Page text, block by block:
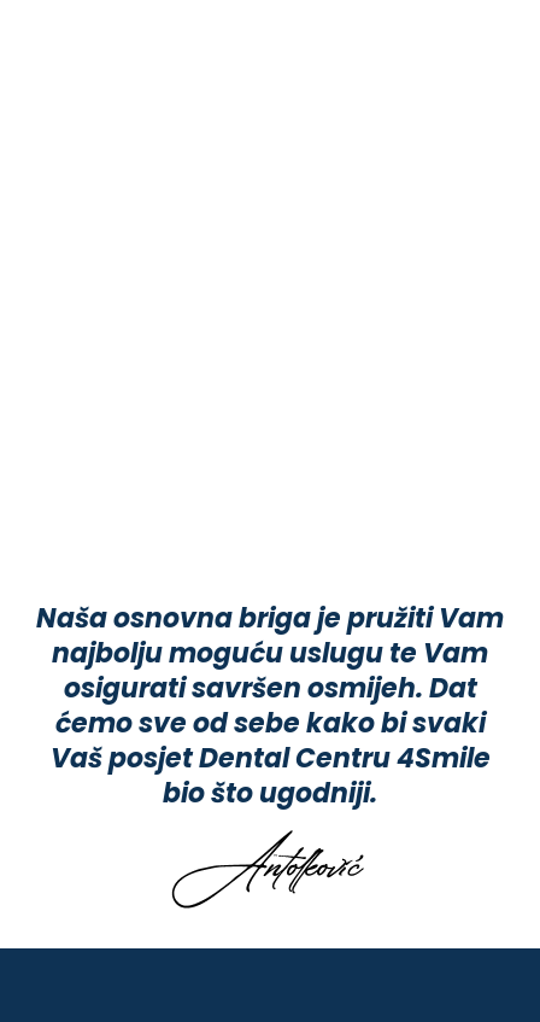
Naša osnovna briga je pružiti Vam
najbolju moguću uslugu te Vam
osigurati savršen osmijeh. Dat
ćemo sve od sebe kako bi svaki
Vaš posjet Dental Centru 4Smile
bio što ugodniji.